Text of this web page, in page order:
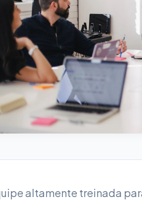
altamente treinada